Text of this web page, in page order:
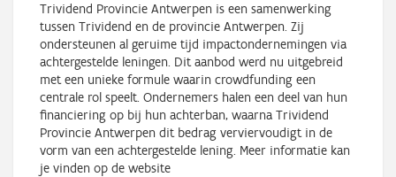
Trividend Provincie Antwerpen is een samenwerking
tussen Trividend en de provincie Antwerpen. Zij
ondersteunen al geruime tijd impactondernemingen via
achtergestelde leningen. Dit aanbod werd nu uitgebreid
met een unieke formule waarin crowdfunding een
centrale rol speelt. Ondernemers halen een deel van hun
financiering op bij hun achterban, waarna Trividend
Provincie Antwerpen dit bedrag verviervoudigt in de
vorm van een achtergestelde lening. Meer informatie kan
je vinden op de website